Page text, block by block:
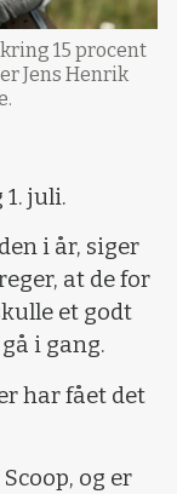
15 procent
Jens Henrik
juli.
i år, siger
at de for
et godt
i gang.
har fået det
og er